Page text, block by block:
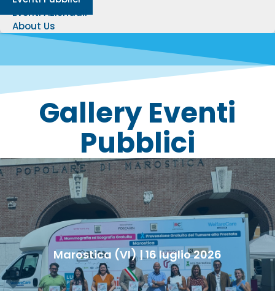
Eventi Aziendali
About Us
Gallery Eventi
Pubblici
Marostica (VI) | 16 luglio 2026